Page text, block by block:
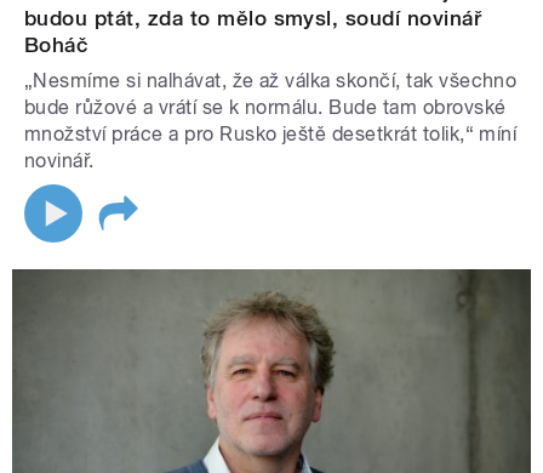
budou ptát, zda to mělo smysl, soudí novinář
Boháč
„Nesmíme si nalhávat, že až válka skončí, tak všechno
bude růžové a vrátí se k normálu. Bude tam obrovské
množství práce a pro Rusko ještě desetkrát tolik,“ míní
novinář.